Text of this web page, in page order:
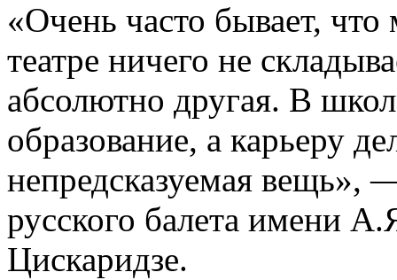
«Очень часто бывает,
театре ничего не
абсолютно другая. В
образование, а карьеру
непредсказуемая вещь»,
русского балета имени
Цискаридзе.